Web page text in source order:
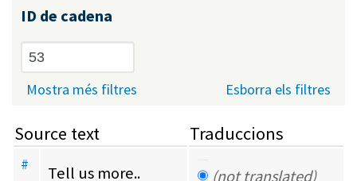
ID de cadena
Esborra els filtres
Mostra més filtres
Source text Traduccions
# Tell us more.. (not translated)